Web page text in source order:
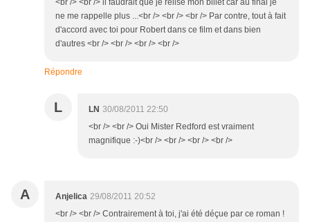
<br /> <br /> il faudrait que je relise mon billet car au final je
ne me rappelle plus ...<br /> <br /> <br /> Par contre, tout à fait
d'accord avec toi pour Robert dans ce film et dans bien
d'autres <br /> <br /> <br /> <br />
Répondre
L LN 30/08/2011 22:50
<br /> <br /> Oui Mister Redford est vraiment
magnifique :-)<br /> <br /> <br /> <br />
A Anjelica 29/08/2011 20:52
<br /> <br /> Contrairement à toi, j'ai été déçue par ce roman !